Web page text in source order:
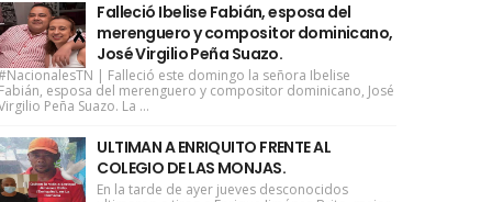
Falleció Ibelise Fabián, esposa del
merenguero y compositor dominicano,
José Virgilio Peña Suazo.
| Falleció este domingo la señora Ibelise
esposa del merenguero y compositor dominicano, José
Peña Suazo. La ...
ULTIMAN A ENRIQUITO FRENTE AL
COLEGIO DE LAS MONJAS.
En la tarde de ayer jueves desconocidos